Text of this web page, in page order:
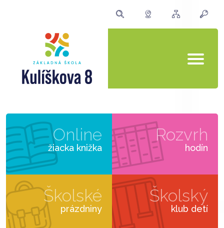
Online
žiacka knižka
Rozvrh
hodín
Školské
prázdniny
Školský
klub detí